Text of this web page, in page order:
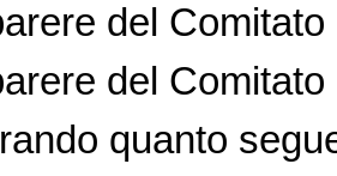
del
del
quanto